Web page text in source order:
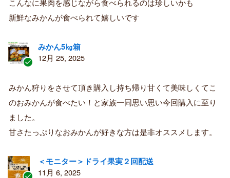
こんなに果肉を感じながら食べられるのは珍しいかも
新鮮なみかんが食べられて嬉しいです
証
済
み
購
者
みかん5㎏箱
12月 25, 2025
みかん狩りをさせて頂き購入し持ち帰り甘くて美味しくてこ
のおみかんが食べたい！と家族一同思い思い今回購入に至り
ました。
甘さたっぷりなおみかんが好きな方は是非オススメします。
＜モニター＞ドライ果実２回配送
11月 6, 2025